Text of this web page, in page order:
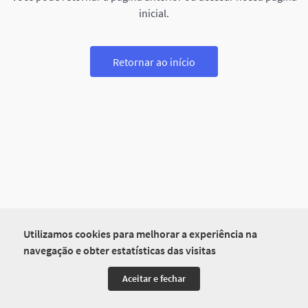
Utilizamos cookies para melhorar a experiência na
navegação e obter estatísticas das visitas
Aceitar e fechar
inicial.
Retornar ao início